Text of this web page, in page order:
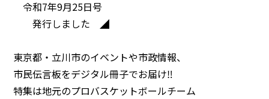
令和7年9月25日号
発行しました ◢
東京都・立川市のイベントや市政情報、
市民伝言板をデジタル冊子でお届け‼
特集は地元のプロバスケットボールチーム